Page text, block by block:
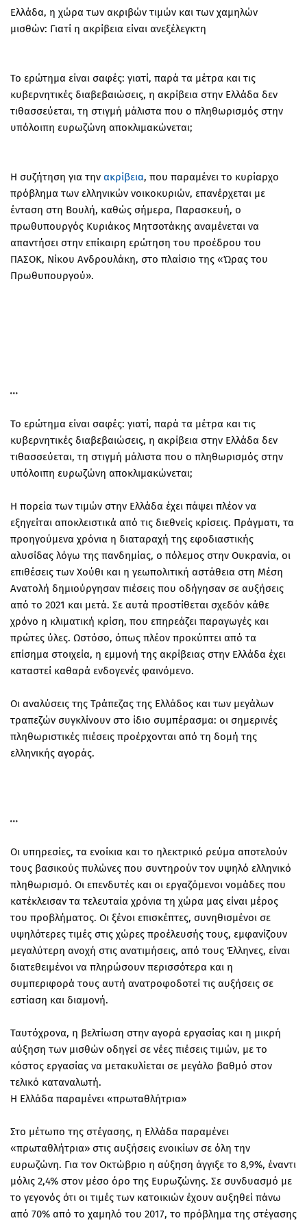
Ελλάδα, η χώρα των ακριβών τιμών και των χαμηλών
μισθών: Γιατί η ακρίβεια είναι ανεξέλεγκτη
Το ερώτημα είναι σαφές: γιατί, παρά τα μέτρα και τις
κυβερνητικές διαβεβαιώσεις, η ακρίβεια στην Ελλάδα δεν
τιθασσεύεται, τη στιγμή μάλιστα που ο πληθωρισμός στην
υπόλοιπη ευρωζώνη αποκλιμακώνεται;
Η συζήτηση για την ακρίβεια, που παραμένει το κυρίαρχο
πρόβλημα των ελληνικών νοικοκυριών, επανέρχεται με
ένταση στη Βουλή, καθώς σήμερα, Παρασκευή, ο
πρωθυπουργός Κυριάκος Μητσοτάκης αναμένεται να
απαντήσει στην επίκαιρη ερώτηση του προέδρου του
ΠΑΣΟΚ, Νίκου Ανδρουλάκη, στο πλαίσιο της «Ώρας του
Πρωθυπουργού».
Το ερώτημα είναι σαφές: γιατί, παρά τα μέτρα και τις
κυβερνητικές διαβεβαιώσεις, η ακρίβεια στην Ελλάδα δεν
τιθασσεύεται, τη στιγμή μάλιστα που ο πληθωρισμός στην
υπόλοιπη ευρωζώνη αποκλιμακώνεται;
Η πορεία των τιμών στην Ελλάδα έχει πάψει πλέον να
εξηγείται αποκλειστικά από τις διεθνείς κρίσεις. Πράγματι, τα
προηγούμενα χρόνια η διαταραχή της εφοδιαστικής
αλυσίδας λόγω της πανδημίας, ο πόλεμος στην Ουκρανία, οι
επιθέσεις των Χούθι και η γεωπολιτική αστάθεια στη Μέση
Ανατολή δημιούργησαν πιέσεις που οδήγησαν σε αυξήσεις
από το 2021 και μετά. Σε αυτά προστίθεται σχεδόν κάθε
χρόνο η κλιματική κρίση, που επηρεάζει παραγωγές και
πρώτες ύλες. Ωστόσο, όπως πλέον προκύπτει από τα
επίσημα στοιχεία, η εμμονή της ακρίβειας στην Ελλάδα έχει
καταστεί καθαρά ενδογενές φαινόμενο.
Οι αναλύσεις της Τράπεζας της Ελλάδος και των μεγάλων
τραπεζών συγκλίνουν στο ίδιο συμπέρασμα: οι σημερινές
πληθωριστικές πιέσεις προέρχονται από τη δομή της
ελληνικής αγοράς.
Οι υπηρεσίες, τα ενοίκια και το ηλεκτρικό ρεύμα αποτελούν
τους βασικούς πυλώνες που συντηρούν τον υψηλό ελληνικό
πληθωρισμό. Οι επενδυτές και οι εργαζόμενοι νομάδες που
κατέκλεισαν τα τελευταία χρόνια τη χώρα μας είναι μέρος
του προβλήματος. Οι ξένοι επισκέπτες, συνηθισμένοι σε
υψηλότερες τιμές στις χώρες προέλευσής τους, εμφανίζουν
μεγαλύτερη ανοχή στις ανατιμήσεις, από τους Έλληνες, είναι
διατεθειμένοι να πληρώσουν περισσότερα και η
συμπεριφορά τους αυτή ανατροφοδοτεί τις αυξήσεις σε
εστίαση και διαμονή.
Ταυτόχρονα, η βελτίωση στην αγορά εργασίας και η μικρή
αύξηση των μισθών οδηγεί σε νέες πιέσεις τιμών, με το
κόστος εργασίας να μετακυλίεται σε μεγάλο βαθμό στον
τελικό καταναλωτή.
Η Ελλάδα παραμένει «πρωταθλήτρια»
Στο μέτωπο της στέγασης, η Ελλάδα παραμένει
«πρωταθλήτρια» στις αυξήσεις ενοικίων σε όλη την
ευρωζώνη. Για τον Οκτώβριο η αύξηση άγγιξε το 8,9%, έναντι
μόλις 2,4% στον μέσο όρο της Ευρωζώνης. Σε συνδυασμό με
το γεγονός ότι οι τιμές των κατοικιών έχουν αυξηθεί πάνω
από 70% από το χαμηλό του 2017, το πρόβλημα της στέγασης